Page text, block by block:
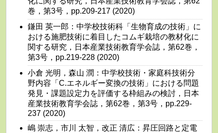
巻，第3号，pp.209-217 (2020)
鎌田 英一郎：中学校技術科「生物育成の技術」に
おける施肥技術に着目したコムギ栽培の教材化に
関する研究，日本産業技術教育学会誌，第62巻，
第3号，pp.219-228 (2020)
小倉 光明，森山 潤：中学校技術・家庭科技術分
野内容「C.エネルギー変換の技術」における問題
発見・課題設定力を評価する枠組みの検討，日本
産業技術教育学会誌，第62巻，第3号，pp.229-
237 (2020)
嶋 崇志，市川 太智，改正 清広：昇圧回路と定電